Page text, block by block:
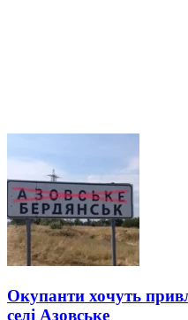
Окупанти хочуть
селі Азовське